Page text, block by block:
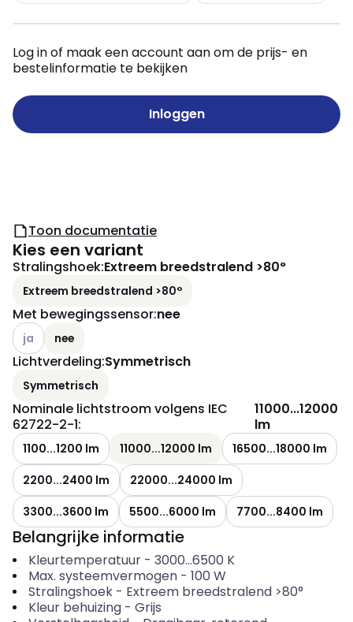
Log in of maak een account aan om de prijs- en
bestelinformatie te bekijken
Inloggen
Toon documentatie
Kies een variant
Stralingshoek:Extreem breedstralend >80°
Extreem breedstralend >80°
Met bewegingssensor:nee
Andere varianten (Huidige combinatie niet mogelijk)
ja nee
Lichtverdeling:Symmetrisch
Symmetrisch
Nominale lichtstroom volgens IEC
62722-2-1:
11000...12000
lm
1100...1200 lm 11000...12000 lm
16500...18000 lm
2200...2400 lm
22000...24000 lm
3300...3600 lm
5500...6000 lm 7700...8400 lm
Belangrijke informatie
Kleurtemperatuur- 3000...6500 K
Max. systeemvermogen- 100 W
Stralingshoek- Extreem breedstralend >80°
Kleur behuizing- Grijs